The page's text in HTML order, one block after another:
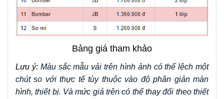
Bảng giá tham khảo
Lưu ý: Màu sắc mẫu vải trên hình ảnh có thể lệch một
chút so với thực tế tùy thuộc vào độ phân giản màn
hình, thiết bị. Và mức giá trên có thể thay đổi theo thiết